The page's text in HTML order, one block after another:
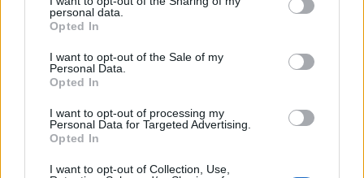
personal data.
Opted In
I want to opt-out of the Sale of my
Personal Data.
Opted In
I want to opt-out of processing my
Personal Data for Targeted Advertising.
Opted In
I want to opt-out of Collection, Use,